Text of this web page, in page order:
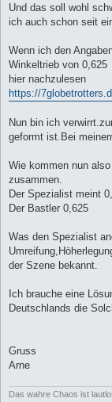
Und das soll wohl
ich auch schon seit
Wenn ich den
Winkeltrieb von 0,625
hier nachzulesen
https://
Nun bin ich
geformt ist.Bei
Wie kommen nun
zusammen.
Der Spezialist meint
Der Bastler 0,625
Was den Spezialist
der Szene bekannt.
Ich brauche eine
Deutschlands die
Gruss
Arne
Das wahre Chaos ist